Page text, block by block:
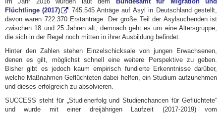
Flüchtlinge (2017)
745.545 Anträge auf Asyl in Deutschland gestellt,
davon waren 722.370 Erstanträge. Der große Teil der Asylsuchenden ist
zwischen 18 und 25 Jahren alt; demnach geht es um eine Altersgruppe,
die sich in der Regel noch mitten in ihrer Ausbildung befindet.
Hinter den Zahlen stehen Einzelschicksale von jungen Erwachsenen,
denen es gilt, möglichst schnell eine weitere Perspektive zu geben.
Bisher gibt es jedoch kaum empirisch fundierte Erkenntnisse darüber,
welche Maßnahmen Geflüchteten dabei helfen, ein Studium aufzunehmen
und dieses erfolgreich zu absolvieren.
SUCCESS steht für „Studienerfolg und Studienchancen für Geflüchtete“
und wurde mit einer dreijährigen Laufzeit (2017-2019) vom